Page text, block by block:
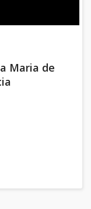
Maria de